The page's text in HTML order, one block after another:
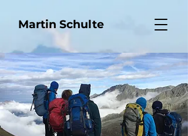
Martin Schulte